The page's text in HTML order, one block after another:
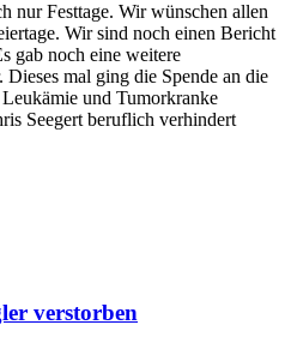
nur Festtage. Wir wünschen allen
Wir sind noch einen Bericht
gab noch eine weitere
Dieses mal ging die Spende an die
und Tumorkranke
Seegert beruflich verhindert
verstorben